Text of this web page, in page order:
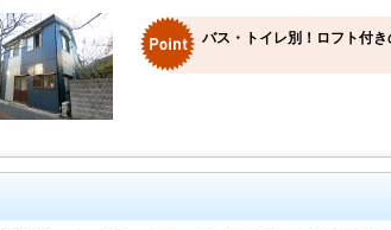
バス・トイレ別！ロフト付き